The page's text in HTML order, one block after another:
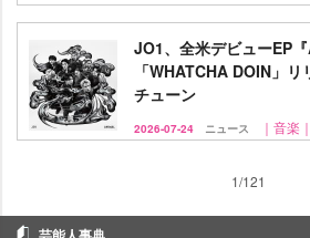
JO1、全米デビューEP
「WHATCHA DOIN」
チューン
2026-07-24 ニュース ｜音楽｜
1/121